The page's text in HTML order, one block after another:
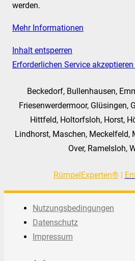
werden.
Mehr Informationen
Inhalt entsperren
Erforderlichen Service
Beckedorf, Bullenhausen,
Friesenwerdermoor, Glüsingen,
Hittfeld, Holtorfsloh, Horst,
Lindhorst, Maschen, Meckelfeld,
Over, Ramelsloh,
RümpelExperten®
Nutzungsbedingungen
Datenschutz
Impressum